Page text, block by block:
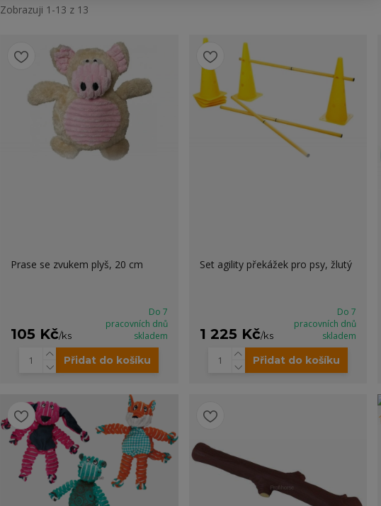
Zobrazuji 1-13 z 13
Prase se zvukem plyš, 20 cm
105 Kč/ks
Do 7
pracovních dnů
skladem
Přidat do košíku
Set agility překážek pro psy, žlutý
1 225 Kč/ks
Do 7
pracovních dnů
skladem
Přidat do košíku